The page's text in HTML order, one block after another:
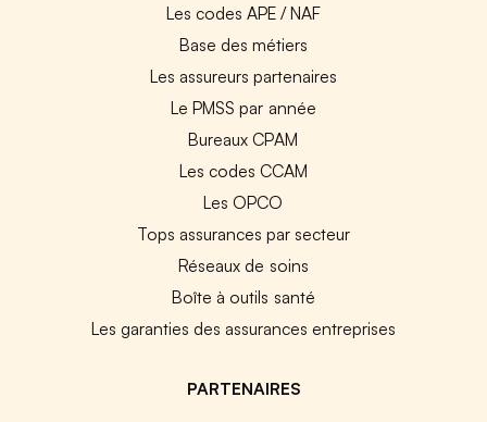
Les codes APE / NAF
Base des métiers
Les assureurs partenaires
Le PMSS par année
Bureaux CPAM
Les codes CCAM
Les OPCO
Tops assurances par secteur
Réseaux de soins
Boîte à outils santé
Les garanties des assurances entreprises
PARTENAIRES